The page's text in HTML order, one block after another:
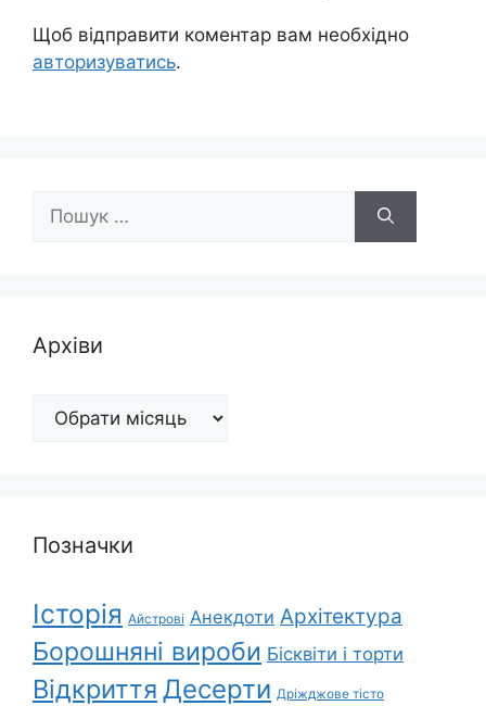
Щоб відправити коментар вам необхідно
авторизуватись.
Архіви
Архіви
Позначки
Історія Айстрові Анекдоти Архітектура
Борошняні вироби Бісквіти і торти
Відкриття Десерти Дріжджове тісто